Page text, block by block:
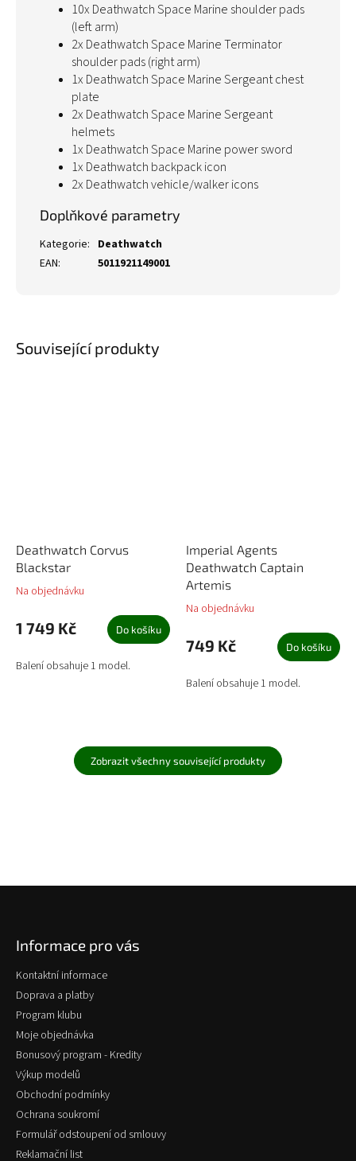
Související produkty
Deathwatch Corvus
Blackstar
Na objednávku
1 749 Kč Do košíku
Balení obsahuje 1 model.
Imperial Agents
Deathwatch Captain
Artemis
Na objednávku
749 Kč Do košíku
Balení obsahuje 1 model.
Zobrazit všechny související produkty
10x Deathwatch Space Marine shoulder pads
(left arm)
2x Deathwatch Space Marine Terminator
shoulder pads (right arm)
1x Deathwatch Space Marine Sergeant chest
plate
2x Deathwatch Space Marine Sergeant
helmets
1x Deathwatch Space Marine power sword
1x Deathwatch backpack icon
2x Deathwatch vehicle/walker icons
Doplňkové parametry
Kategorie: Deathwatch
EAN: 5011921149001
Informace pro vás
Kontaktní informace
Doprava a platby
Program klubu
Moje objednávka
Bonusový program - Kredity
Výkup modelů
Obchodní podmínky
Ochrana soukromí
Formulář odstoupení od smlouvy
Reklamační list